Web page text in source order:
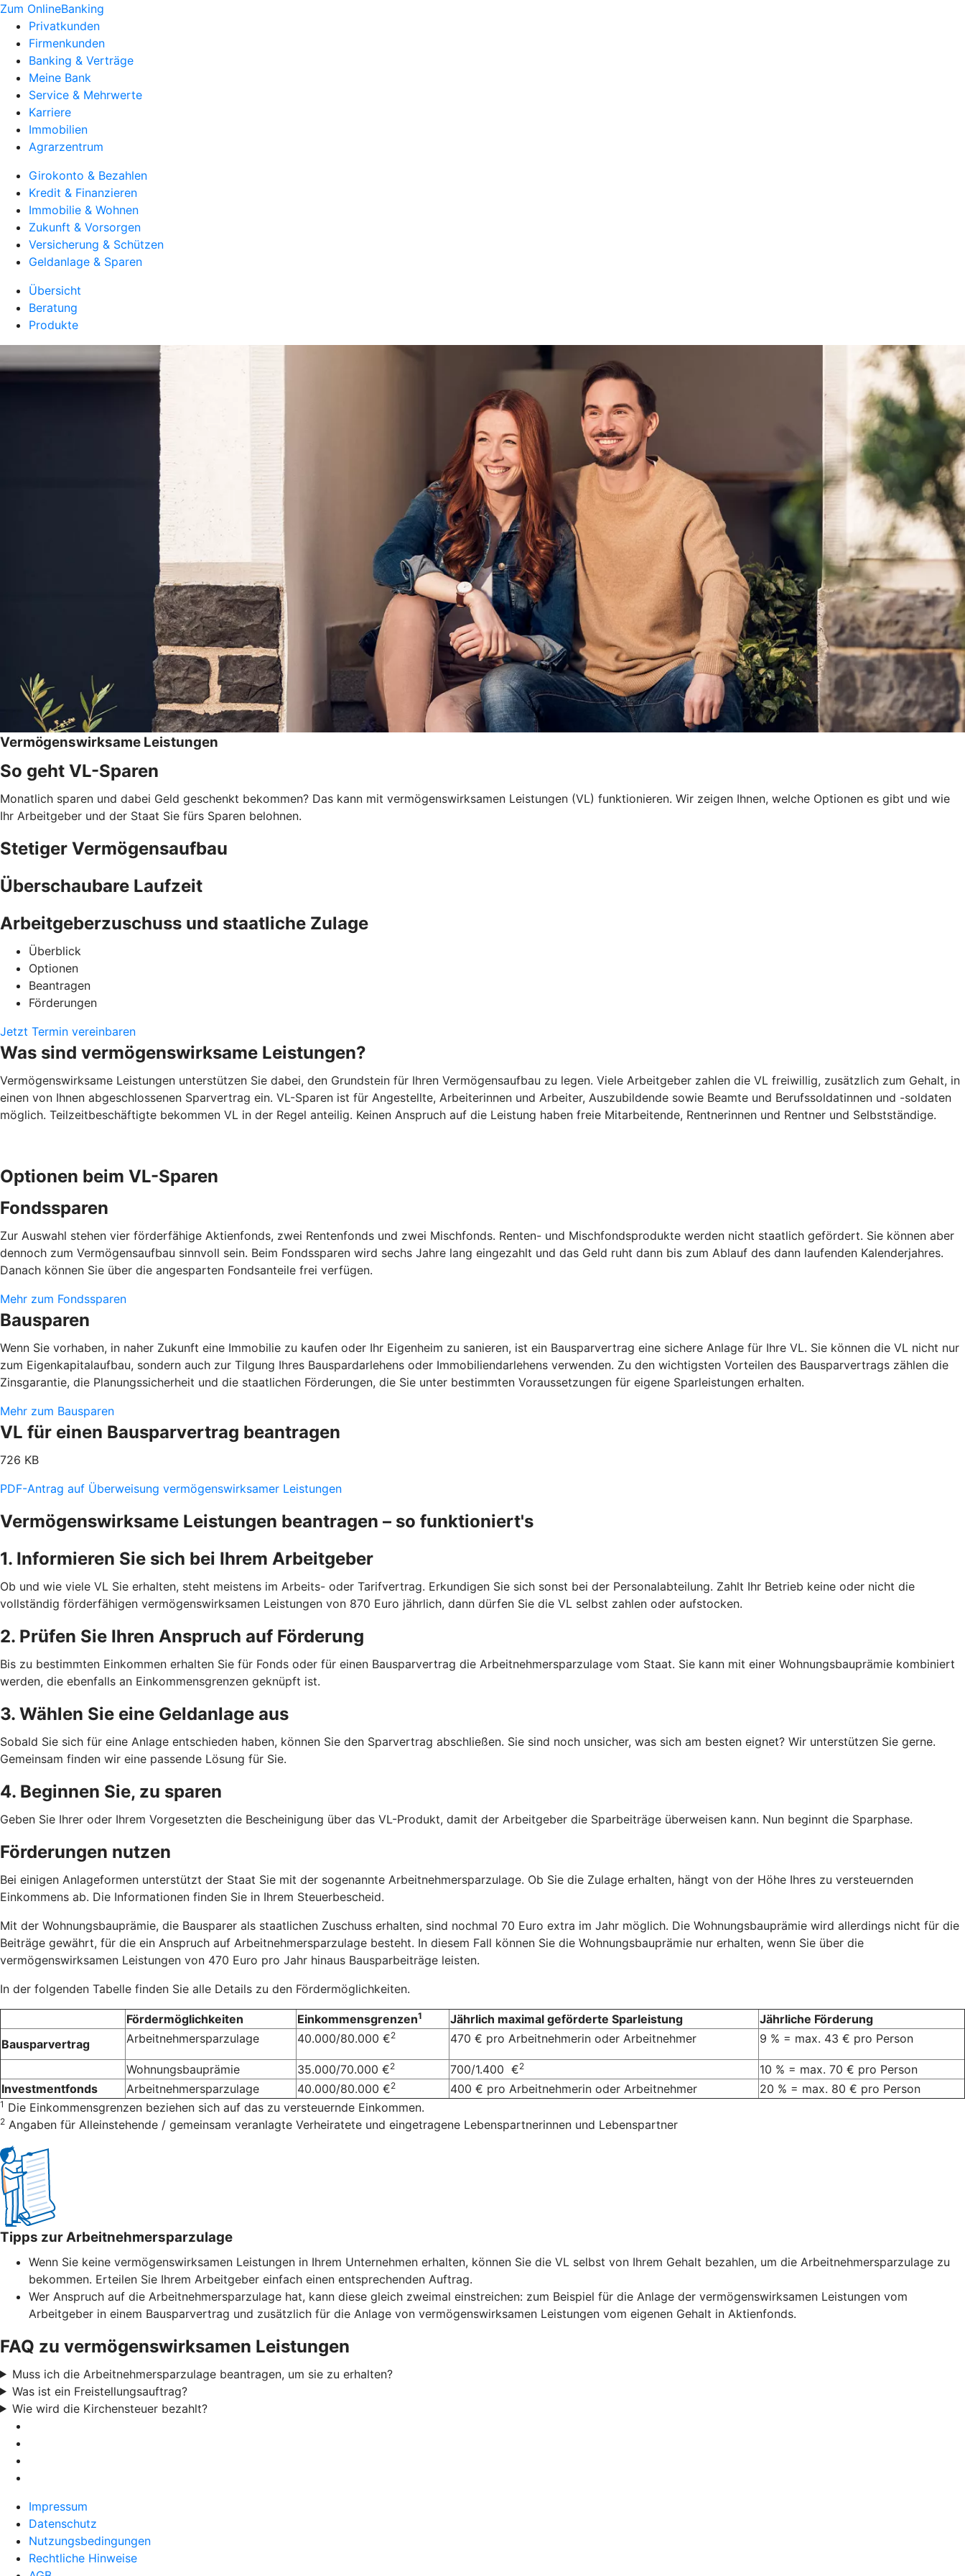
Zum OnlineBanking
Privatkunden
Firmenkunden
Banking & Verträge
Meine Bank
Service & Mehrwerte
Karriere
Immobilien
Agrarzentrum
Girokonto & Bezahlen
Kredit & Finanzieren
Immobilie & Wohnen
Zukunft & Vorsorgen
Versicherung & Schützen
Geldanlage & Sparen
Übersicht
Beratung
Produkte
Vermögenswirksame Leistungen
So geht VL-Sparen
Monatlich sparen und dabei Geld geschenkt bekommen? Das kann mit vermögenswirksamen Leistungen (VL) funktionieren. Wir zeigen Ihnen, welche Optionen es gibt und wie
Ihr Arbeitgeber und der Staat Sie fürs Sparen belohnen.
Stetiger Vermögensaufbau
Überschaubare Laufzeit
Arbeitgeberzuschuss und staatliche Zulage
Überblick
Optionen
Beantragen
Förderungen
Jetzt Termin vereinbaren
Was sind vermögenswirksame Leistungen?
Vermögenswirksame Leistungen unterstützen Sie dabei, den Grundstein für Ihren Vermögensaufbau zu legen. Viele Arbeitgeber zahlen die VL freiwillig, zusätzlich zum Gehalt, in
einen von Ihnen abgeschlossenen Sparvertrag ein. VL-Sparen ist für Angestellte, Arbeiterinnen und Arbeiter, Auszubildende sowie Beamte und Berufssoldatinnen und -soldaten
möglich. Teilzeitbeschäftigte bekommen VL in der Regel anteilig. Keinen Anspruch auf die Leistung haben freie Mitarbeitende, Rentnerinnen und Rentner und Selbstständige.
Optionen beim VL-Sparen
Fondssparen
Zur Auswahl stehen vier förderfähige Aktienfonds, zwei Rentenfonds und zwei Mischfonds. Renten- und Mischfondsprodukte werden nicht staatlich gefördert. Sie können aber
dennoch zum Vermögensaufbau sinnvoll sein. Beim Fondssparen wird sechs Jahre lang eingezahlt und das Geld ruht dann bis zum Ablauf des dann laufenden Kalenderjahres.
Danach können Sie über die angesparten Fondsanteile frei verfügen.
Mehr zum Fondssparen
Bausparen
Wenn Sie vorhaben, in naher Zukunft eine Immobilie zu kaufen oder Ihr Eigenheim zu sanieren, ist ein Bausparvertrag eine sichere Anlage für Ihre VL. Sie können die VL nicht nur
zum Eigenkapitalaufbau, sondern auch zur Tilgung Ihres Bauspardarlehens oder Immobiliendarlehens verwenden. Zu den wichtigsten Vorteilen des Bausparvertrags zählen die
Zinsgarantie, die Planungssicherheit und die staatlichen Förderungen, die Sie unter bestimmten Voraussetzungen für eigene Sparleistungen erhalten.
Mehr zum Bausparen
VL für einen Bausparvertrag beantragen
726 KB
PDF-Antrag auf Überweisung vermögenswirksamer Leistungen
Vermögenswirksame Leistungen beantragen – so funktioniert's
1. Informieren Sie sich bei Ihrem Arbeitgeber
Ob und wie viele VL Sie erhalten, steht meistens im Arbeits- oder Tarifvertrag. Erkundigen Sie sich sonst bei der Personalabteilung. Zahlt Ihr Betrieb keine oder nicht die
vollständig förderfähigen vermögenswirksamen Leistungen von 870 Euro jährlich, dann dürfen Sie die VL selbst zahlen oder aufstocken.
2. Prüfen Sie Ihren Anspruch auf Förderung
Bis zu bestimmten Einkommen erhalten Sie für Fonds oder für einen Bausparvertrag die Arbeitnehmersparzulage vom Staat. Sie kann mit einer Wohnungsbauprämie kombiniert
werden, die ebenfalls an Einkommensgrenzen geknüpft ist.
3. Wählen Sie eine Geldanlage aus
Sobald Sie sich für eine Anlage entschieden haben, können Sie den Sparvertrag abschließen. Sie sind noch unsicher, was sich am besten eignet? Wir unterstützen Sie gerne.
Gemeinsam finden wir eine passende Lösung für Sie.
4. Beginnen Sie, zu sparen
Geben Sie Ihrer oder Ihrem Vorgesetzten die Bescheinigung über das VL-Produkt, damit der Arbeitgeber die Sparbeiträge überweisen kann. Nun beginnt die Sparphase.
Förderungen nutzen
Bei einigen Anlageformen unterstützt der Staat Sie mit der sogenannte Arbeitnehmersparzulage. Ob Sie die Zulage erhalten, hängt von der Höhe Ihres zu versteuernden
Einkommens ab. Die Informationen finden Sie in Ihrem Steuerbescheid.
Mit der Wohnungsbauprämie, die Bausparer als staatlichen Zuschuss erhalten, sind nochmal 70 Euro extra im Jahr möglich. Die Wohnungsbauprämie wird allerdings nicht für die
Beiträge gewährt, für die ein Anspruch auf Arbeitnehmersparzulage besteht. In diesem Fall können Sie die Wohnungsbauprämie nur erhalten, wenn Sie über die
vermögenswirksamen Leistungen von 470 Euro pro Jahr hinaus Bausparbeiträge leisten.
In der folgenden Tabelle finden Sie alle Details zu den Fördermöglichkeiten.
Fördermöglichkeiten Einkommensgrenzen1 Jährlich maximal geförderte Sparleistung
Jährliche Förderung
Bausparvertrag
Arbeitnehmersparzulage 40.000/80.000 €2 470 € pro Arbeitnehmerin oder Arbeitnehmer 9 % = max. 43 € pro Person
Wohnungsbauprämie 35.000/70.000 €2 700/1.400 €2
10 % = max. 70 € pro Person
Investmentfonds
Arbeitnehmersparzulage 40.000/80.000 €2 400 € pro Arbeitnehmerin oder Arbeitnehmer 20 % = max. 80 € pro Person
1 Die Einkommensgrenzen beziehen sich auf das zu versteuernde Einkommen.
2 Angaben für Alleinstehende / gemeinsam veranlagte Verheiratete und eingetragene Lebenspartnerinnen und Lebenspartner
Tipps zur Arbeitnehmersparzulage
Wenn Sie keine vermögenswirksamen Leistungen in Ihrem Unternehmen erhalten, können Sie die VL selbst von Ihrem Gehalt bezahlen, um die Arbeitnehmersparzulage zu
bekommen. Erteilen Sie Ihrem Arbeitgeber einfach einen entsprechenden Auftrag.
Wer Anspruch auf die Arbeitnehmersparzulage hat, kann diese gleich zweimal einstreichen: zum Beispiel für die Anlage der vermögenswirksamen Leistungen vom
Arbeitgeber in einem Bausparvertrag und zusätzlich für die Anlage von vermögenswirksamen Leistungen vom eigenen Gehalt in Aktienfonds.
FAQ zu vermögenswirksamen Leistungen
Muss ich die Arbeitnehmersparzulage beantragen, um sie zu erhalten?
Was ist ein Freistellungsauftrag?
Wie wird die Kirchensteuer bezahlt?
Impressum
Datenschutz
Nutzungsbedingungen
Rechtliche Hinweise